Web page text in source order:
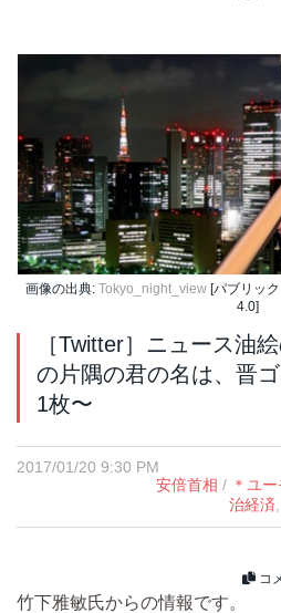
画像の出典: Tokyo_night_view [パブリッ
4.0]
［Twitter］ニュース油
の片隅の君の名は、晋
1枚〜
2017/01/20 9:30 PM
安倍首相 / ＊ユ
治経済
コ
竹下雅敏氏からの情報です。